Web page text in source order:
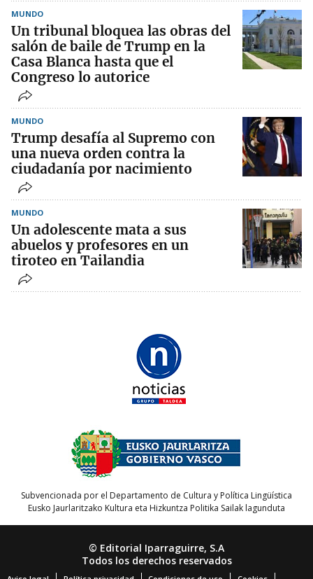
MUNDO
Un tribunal bloquea las obras del
salón de baile de Trump en la
Casa Blanca hasta que el
Congreso lo autorice
MUNDO
Trump desafía al Supremo con
una nueva orden contra la
ciudadanía por nacimiento
MUNDO
Un adolescente mata a sus
abuelos y profesores en un
tiroteo en Tailandia
Subvencionada por el Departamento de Cultura y Política Lingüística
Eusko Jaurlaritzako Kultura eta Hizkuntza Politika Sailak lagunduta
© Editorial Iparraguirre, S.A
Todos los derechos reservados